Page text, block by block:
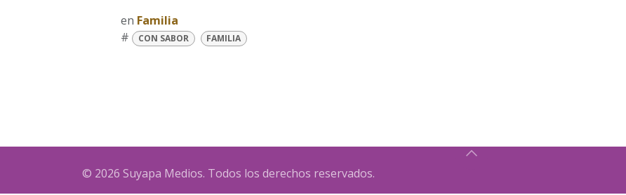
en Familia
#
CON SABOR FAMILIA
© 2026 Suyapa Medios. Todos los derechos reservados.